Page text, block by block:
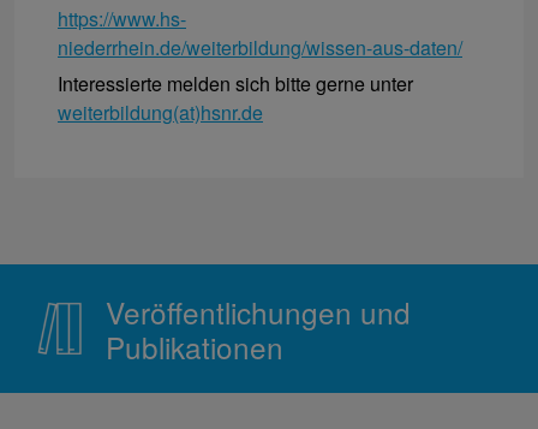
https://www.hs-
niederrhein.de/weiterbildung/wissen-aus-daten/
Interessierte melden sich bitte gerne unter
weiterbildung(at)hsnr.de
Veröffentlichungen und
Publikationen